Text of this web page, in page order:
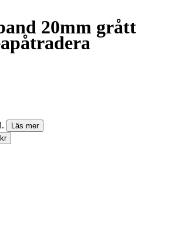
20mm grått
Läs mer